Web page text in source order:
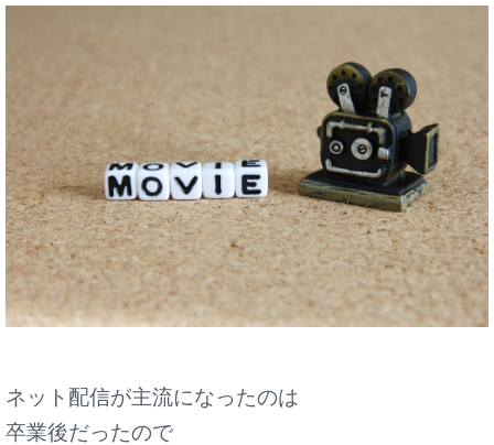
ネット配信が主流になったのは
卒業後だったので